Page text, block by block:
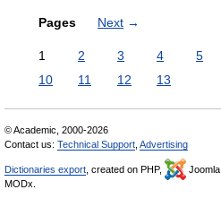
Pages Next →
1 2 3 4 5
10
11 12 13
© Academic, 2000-2026
Contact us: Technical Support Advertising
Dictionaries export , created on PHP, Joomla,
MODx.